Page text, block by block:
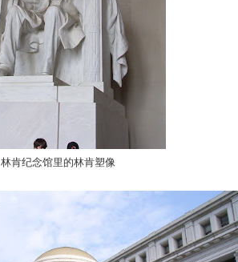
林肯纪念馆里的林肯塑像